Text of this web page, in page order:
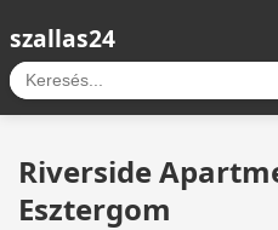
szallas24
Riverside
Esztergom